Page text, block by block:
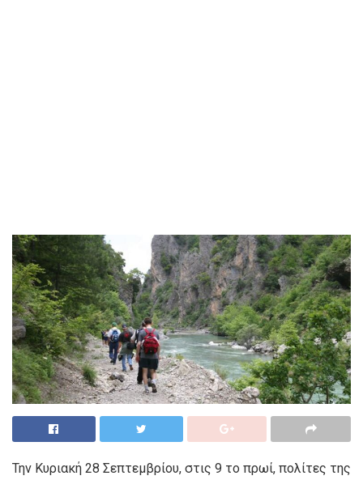
Την Κυριακή 28 Σεπτεμβρίου, στις 9 το πρωί, πολίτες της